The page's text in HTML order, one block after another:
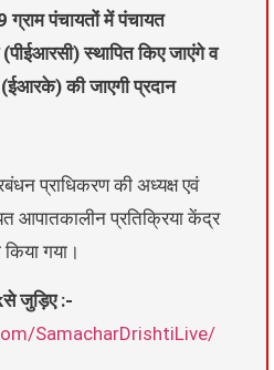
ग्राम पंचायतों में पंचायत
स्थापित किए जाएंगे व
की जाएगी प्रदान
प्राधिकरण की अध्यक्ष एवं
आपातकालीन प्रतिक्रिया केंद्र
गया।
जुड़िए :-
SamacharDrishtiLive/